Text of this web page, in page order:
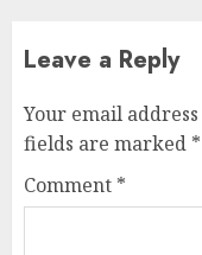
Leave a Reply
Your email
fields are marked *
Comment *